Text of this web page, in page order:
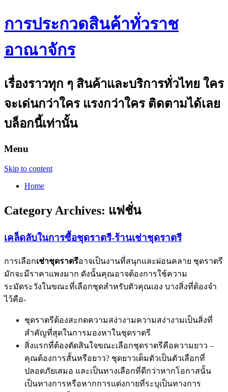
การประกวดสินค้าทั่วราช
อาณาจักร
เรื่องราวทุก ๆ สินค้าและบริการทั่วไทย ใคร
จะเด่นกว่าใคร แรงกว่าใคร ติดตามได้เลย
บล็อกนี้เท่านั้น
Menu
Skip to content
Home
Category Archives: แฟชั่น
เคล็ดลับในการซื้อชุดราตรี-ร้านเช่าชุดราตรี
การเลือกเช่าชุดราตรีอาจเป็นงานที่สนุกและผ่อนคลาย ชุดราตรี
มักจะมีราคาแพงมาก ดังนั้นคุณอาจต้องการใช้ความ
ระมัดระวังในขณะที่เลือกชุดสำหรับตัวคุณเอง บางสิ่งที่ต้องจำ
ไว้คือ-
ชุดราตรีต้องสะกดความสง่างามความสง่างามเป็นสิ่งที่
สำคัญที่สุดในการมองหาในชุดราตรี
สิ่งแรกที่ต้องตัดสินใจขณะเลือกชุดราตรีคือความยาว –
คุณต้องการสั้นหรือยาว? ชุดยาวเต็มตัวเป็นตัวเลือกที่
ปลอดภัยเสมอ และเป็นทางเลือกที่ดีกว่าหากโอกาสนั้น
เป็นทางการหรือหากการแต่งกายที่ระบุเป็นทางการ